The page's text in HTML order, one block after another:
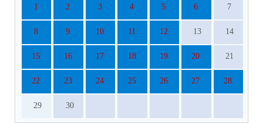
1 2 3 4 5 6 7
8 9 10 11 12 13 14
15 16 17 18 19 20 21
22 23 24 25 26 27 28
29 30